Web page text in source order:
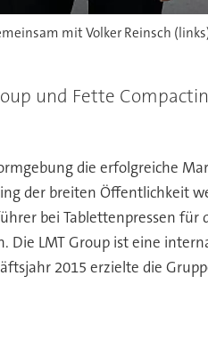
mit Volker Reinsch
und Fette
die erfolgreiche
der breiten Öffentlichkeit
bei Tablettenpressen
LMT Group ist eine
2015 erzielte die